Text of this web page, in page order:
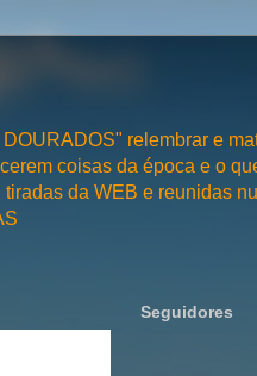
relembrar e
coisas da época e o
da WEB e reunidas
Seguidores